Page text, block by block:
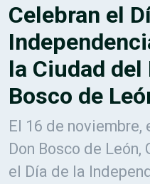
Celebran el
la Ciudad del
Bosco de
El 16 de noviembre,
Don Bosco de León,
el Día de la